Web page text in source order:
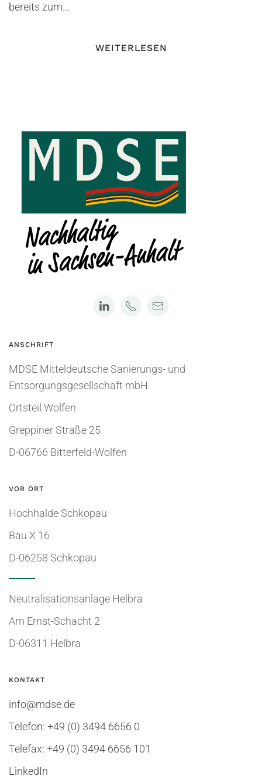
bereits zum...
WEITERLESEN
ANSCHRIFT
MDSE Mitteldeutsche Sanierungs- und
Entsorgungsgesellschaft mbH
Ortsteil Wolfen
Greppiner Straße 25
D-06766 Bitterfeld-Wolfen
VOR ORT
Hochhalde Schkopau
Bau X 16
D-06258 Schkopau
Neutralisationsanlage Helbra
Am Ernst-Schacht 2
D-06311 Helbra
KONTAKT
info@mdse.de
Telefon: +49 (0) 3494 6656 0
Telefax: +49 (0) 3494 6656 101
LinkedIn